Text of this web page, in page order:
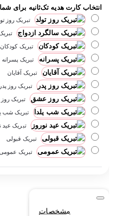
انتخاب کارت هدیه تک‌ثانیه برای شما
تبریک روز
تبریک کودکان
تبریک پسرانه
تبریک آقایان
تبریک روز پدر
تبریک
تبریک شب
تبریک عید
تبریک قبولی
تبریک
مشخصات